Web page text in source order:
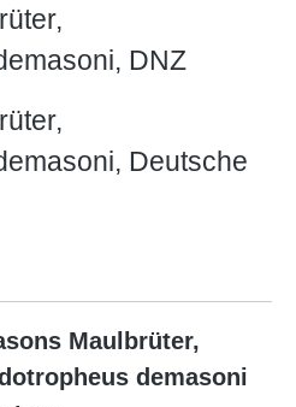
DNZ
Deutsche
Maulbrüter,
demasoni